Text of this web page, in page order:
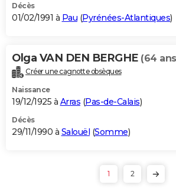
Décès
01/02/1991 à Pau (Pyrénées-Atlantiques)
Olga VAN DEN BERGHE (64
Créer une cagnotte obsèques
Naissance
19/12/1925 à Arras (Pas-de-Calais)
Décès
29/11/1990 à Salouël (Somme)
1 2